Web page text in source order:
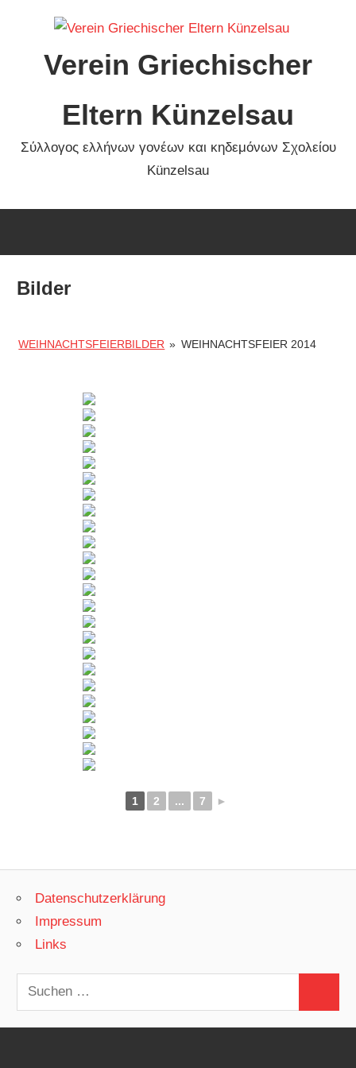
springenVerein Griechischer
Eltern Künzelsau
Σύλλογος ελλήνων γονέων και κηδεμόνων Σχολείου
Künzelsau
Bilder
WEIHNACHTSFEIERBILDER » WEIHNACHTSFEIER 2014
1 2 ... 7 ►
Datenschutzerklärung
Impressum
Links
Suchen
nach: